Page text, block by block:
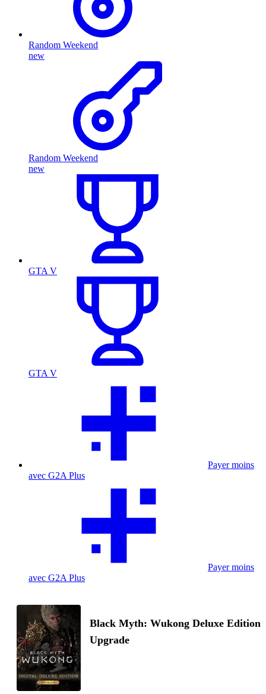
Random Weekend
new
Random Weekend
new
GTA V
GTA V
Payer moins
avec G2A Plus
Payer moins
avec G2A Plus
Black Myth: Wukong Deluxe Edition
Upgrade